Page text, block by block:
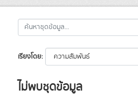
เรียงโดย
ไม่พบชุดข้อมูล